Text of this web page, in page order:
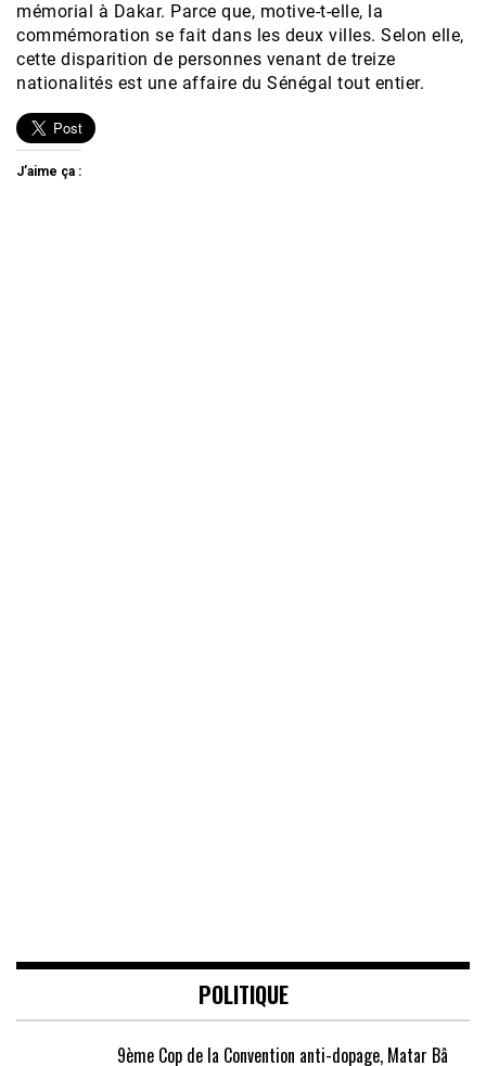
mémorial à Dakar. Parce que, motive-t-elle, la
commémoration se fait dans les deux villes. Selon elle,
cette disparition de personnes venant de treize
nationalités est une affaire du Sénégal tout entier.
J’aime ça :
POLITIQUE
9ème Cop de la Convention anti-dopage, Matar Bâ